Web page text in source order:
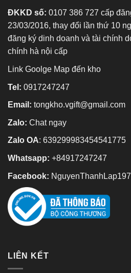
ĐKKD số: 0107 386 727 cấp
23/03/2016, thay đổi lần thứ 10
đăng ký dinh doanh và tài chính
chính hà nội cấp
Link Goolge Map đến kho
Tel: 0917247247
Email: tongkho.vgift@gmail.com
Zalo: Chat ngay
Zalo OA: 639299983454541775
Whatsapp: +84917247247
Facebook:
LIÊN KẾT